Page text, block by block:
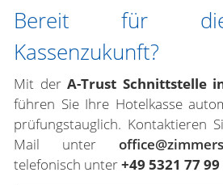
Bereit für
Kassenzukunft?
Mit derA-Trust Schnittstelle
führen Sie Ihre Hotelkasse
prüfungstauglich. Kontaktieren
Mail unter
telefonisch unter+49 5321 77 99